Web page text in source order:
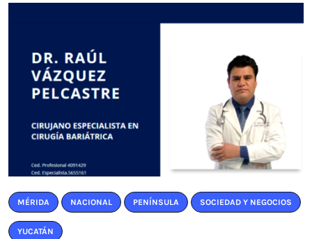
MÉRIDA NACIONAL PENÍNSULA SOCIEDAD Y NEGOCIOS
YUCATÁN